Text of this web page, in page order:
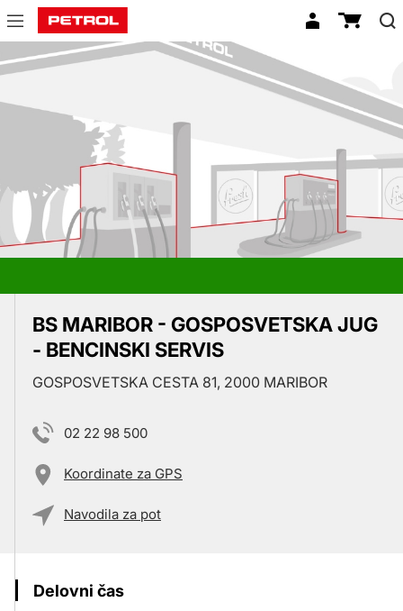
Prodajna
mesta
BS MARIBOR - GOSPOSVETSKA JUG
- BENCINSKI SERVIS
GOSPOSVETSKA CESTA 81, 2000 MARIBOR
02 22 98 500
Koordinate za GPS
Navodila za pot
Delovni čas